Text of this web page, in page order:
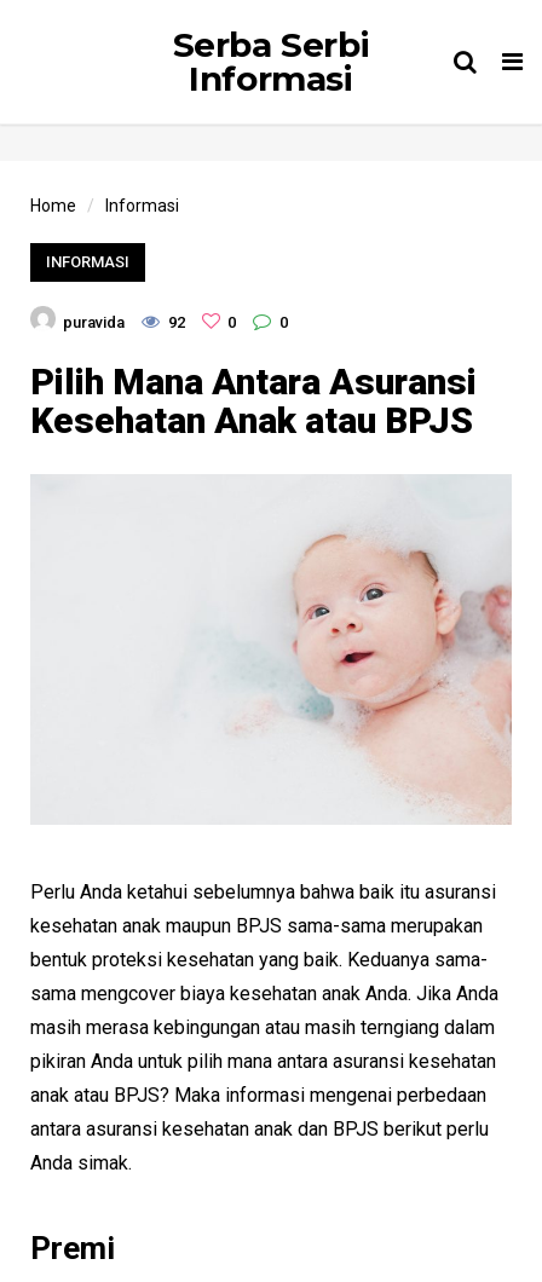
Serba Serbi
Informasi
Home Informasi
INFORMASI
puravida 92 0 0
Pilih Mana Antara Asuransi
Kesehatan Anak atau BPJS
Perlu Anda ketahui sebelumnya bahwa baik itu asuransi
kesehatan anak maupun BPJS sama-sama merupakan
bentuk proteksi kesehatan yang baik. Keduanya sama-
sama mengcover biaya kesehatan anak Anda. Jika Anda
masih merasa kebingungan atau masih terngiang dalam
pikiran Anda untuk pilih mana antara asuransi kesehatan
anak atau BPJS? Maka informasi mengenai perbedaan
antara asuransi kesehatan anak dan BPJS berikut perlu
Anda simak.
Premi